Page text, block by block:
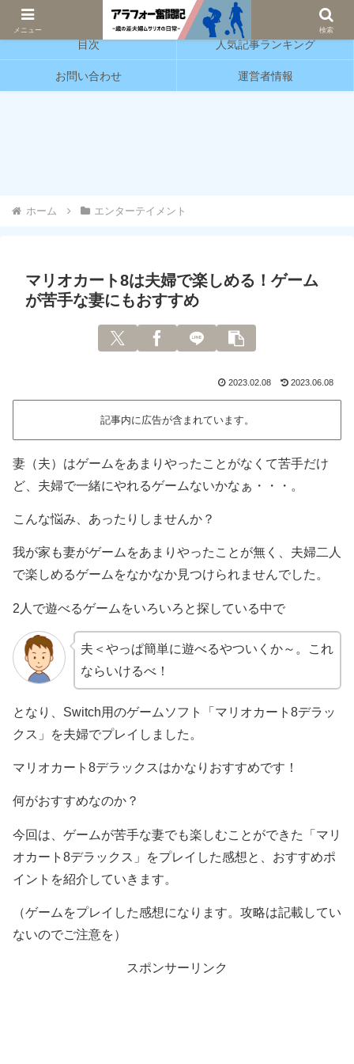
サッカーと育児の情報発信をしています。
目次 人気記事ランキング
お問い合わせ 運営者情報
ホーム エンターテイメント
マリオカート8は夫婦で楽しめる！ゲーム
が苦手な妻にもおすすめ
2023.02.08 2023.06.08
記事内に広告が含まれています。
妻（夫）はゲームをあまりやったことがなくて苦手だけ
ど、夫婦で一緒にやれるゲームないかなぁ・・・。
こんな悩み、あったりしませんか？
我が家も妻がゲームをあまりやったことが無く、夫婦二人
で楽しめるゲームをなかなか見つけられませんでした。
2人で遊べるゲームをいろいろと探している中で
夫＜やっぱ簡単に遊べるやついくか～。これ
ならいけるべ！
となり、Switch用のゲームソフト「マリオカート8デラッ
クス」を夫婦でプレイしました。
マリオカート8デラックスはかなりおすすめです！
何がおすすめなのか？
今回は、ゲームが苦手な妻でも楽しむことができた「マリ
オカート8デラックス」をプレイした感想と、おすすめポ
イントを紹介していきます。
（ゲームをプレイした感想になります。攻略は記載してい
ないのでご注意を）
スポンサーリンク
メニュー 検索